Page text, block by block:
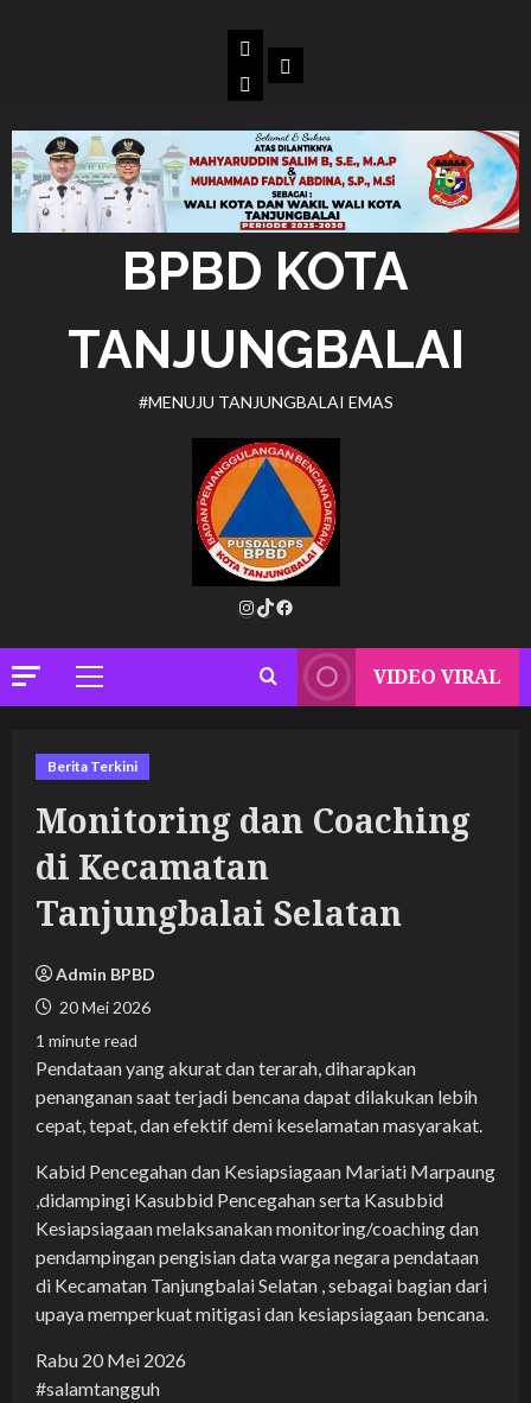
Beranda
BPBD
Tanjungbalai
Dokumen
BPBD KOTA
TANJUNGBALAI
#MENUJU TANJUNGBALAI EMAS
Instagram
TikTok
Facebook
Primary
VIDEO VIRAL
Berita Terkini
Monitoring dan Coaching
di Kecamatan
Tanjungbalai Selatan
Admin BPBD
20 Mei 2026
1 minute read
Pendataan yang akurat dan terarah, diharapkan
penanganan saat terjadi bencana dapat dilakukan lebih
cepat, tepat, dan efektif demi keselamatan masyarakat.
Kabid Pencegahan dan Kesiapsiagaan Mariati Marpaung
,didampingi Kasubbid Pencegahan serta Kasubbid
Kesiapsiagaan melaksanakan monitoring/coaching dan
pendampingan pengisian data warga negara pendataan
di Kecamatan Tanjungbalai Selatan , sebagai bagian dari
upaya memperkuat mitigasi dan kesiapsiagaan bencana.
Rabu 20 Mei 2026
#salamtangguh